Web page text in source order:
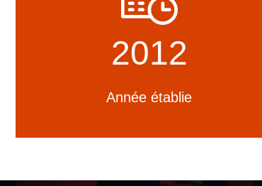
2012
Année établie